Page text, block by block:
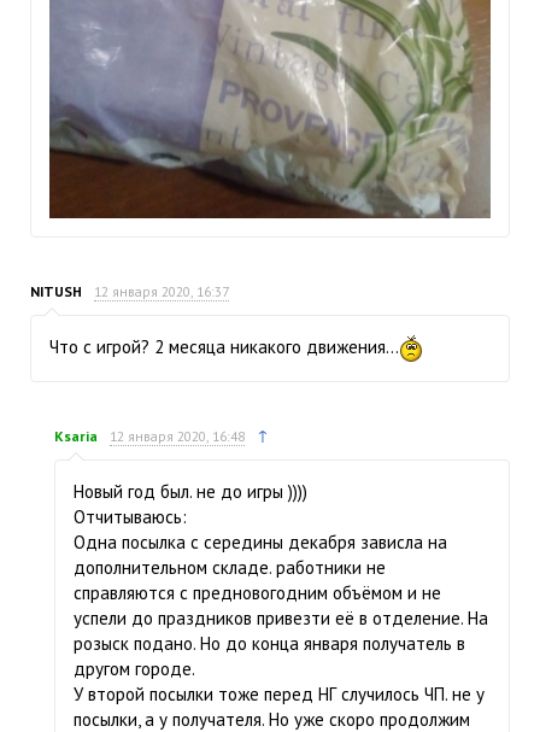
NITUSH 12 января 2020, 16:37
Что с игрой? 2 месяца никакого движения...
Ksaria 12 января 2020, 16:48 ↑
Новый год был. не до игры ))))
Отчитываюсь:
Одна посылка с середины декабря зависла на
дополнительном складе. работники не
справляются с предновогодним объёмом и не
успели до праздников привезти её в отделение. На
розыск подано. Но до конца января получатель в
другом городе.
У второй посылки тоже перед НГ случилось ЧП. не у
посылки, а у получателя. Но уже скоро продолжим